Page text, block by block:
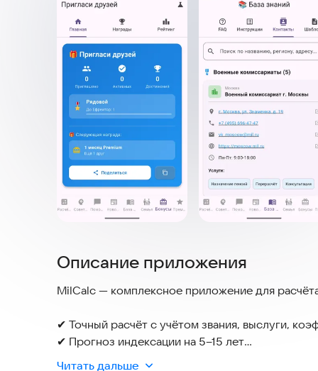
Описание приложения
MilCalc — комплексное приложение для
✔ Точный расчёт с учётом звания, выслуги,
✔ Прогноз индексации на 5–15 лет
✔ Сценарии: повышение, переезд, выслуга
Читать дальше